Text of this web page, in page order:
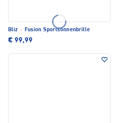
Bliz · Fusion Sportsonnenbrille
€ 99,99